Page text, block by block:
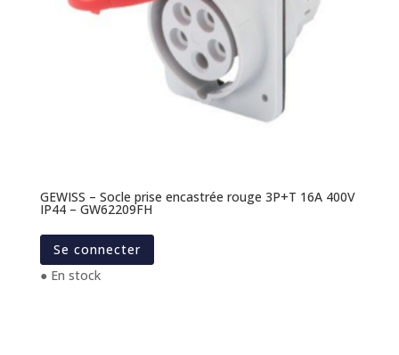
GEWISS – Socle prise encastrée rouge 3P+T 16A 400V
IP44 – GW62209FH
Se connecter
● En stock